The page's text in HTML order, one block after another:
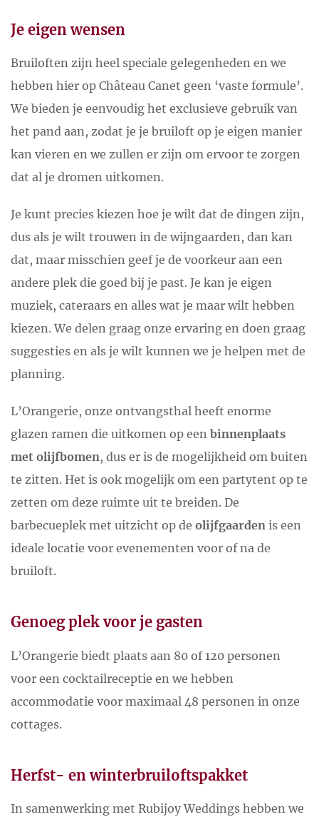
Je eigen wensen
Bruiloften zijn heel speciale gelegenheden en we
hebben hier op Château Canet geen ‘vaste formule’.
We bieden je eenvoudig het exclusieve gebruik van
het pand aan, zodat je je bruiloft op je eigen manier
kan vieren en we zullen er zijn om ervoor te zorgen
dat al je dromen uitkomen.
Je kunt precies kiezen hoe je wilt dat de dingen zijn,
dus als je wilt trouwen in de wijngaarden, dan kan
dat, maar misschien geef je de voorkeur aan een
andere plek die goed bij je past. Je kan je eigen
muziek, cateraars en alles wat je maar wilt hebben
kiezen. We delen graag onze ervaring en doen graag
suggesties en als je wilt kunnen we je helpen met de
planning.
L’Orangerie, onze ontvangsthal heeft enorme
glazen ramen die uitkomen op een binnenplaats
met olijfbomen, dus er is de mogelijkheid om buiten
te zitten. Het is ook mogelijk om een ​​partytent op te
zetten om deze ruimte uit te breiden. De
barbecueplek met uitzicht op de olijfgaarden is een
ideale locatie voor evenementen voor of na de
bruiloft.
Genoeg plek voor je gasten
L’Orangerie biedt plaats aan 80 of 120 personen
voor een cocktailreceptie en we hebben
accommodatie voor maximaal 48 personen in onze
cottages.
Herfst- en winterbruiloftspakket
In samenwerking met Rubijoy Weddings hebben we